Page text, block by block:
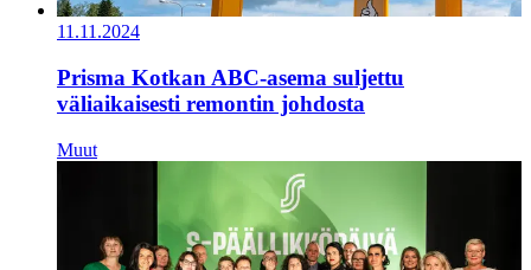
11.11.2024
Prisma Kotkan ABC-asema suljettu
väliaikaisesti remontin johdosta
Muut